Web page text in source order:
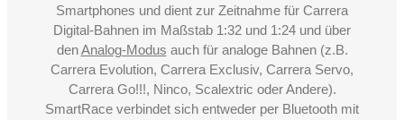
Smartphones und dient zur Zeitnahme für Carrera
Digital-Bahnen im Maßstab 1:32 und 1:24 und über
denAnalog-Modus auch für analoge Bahnen (z.B.
Carrera Evolution, Carrera Exclusiv, Carrera Servo,
Carrera Go!!!, Ninco, Scalextric oder Andere).
SmartRace verbindet sich entweder per Bluetooth mit